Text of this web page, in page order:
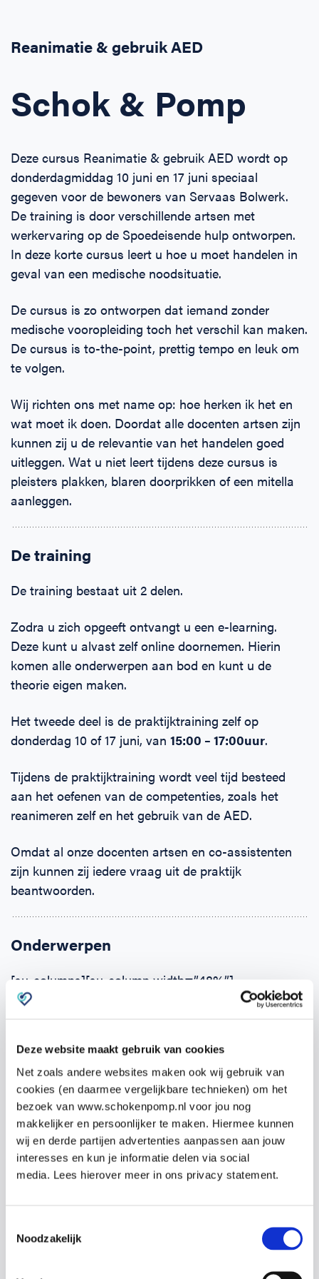
Deze website maakt gebruik van cookies
Net zoals andere websites maken ook wij gebruik van
cookies (en daarmee vergelijkbare technieken) om het
bezoek van www.schokenpomp.nl voor jou nog
makkelijker en persoonlijker te maken. Hiermee kunnen
wij en derde partijen advertenties aanpassen aan jouw
interesses en kun je informatie delen via social
media. Lees hierover meer in ons privacy statement.
Noodzakelijk
BHV voor de Horeca
BHV voor Primair Onderwijs
EHBO voor de Kraamzorg
EHBO voor Sportclubs
Levensreddend handelen voor iedereen
Klantenservice veelgestelde vragen
Zakelijk veelgestelde vragen
Direct boeken
Inloggen
Incompany offerte
Reanimatie & gebruik AED
Schok & Pomp
Deze cursus Reanimatie & gebruik AED wordt op
donderdagmiddag 10 juni en 17 juni speciaal
gegeven voor de bewoners van Servaas Bolwerk.
De training is door verschillende artsen met
werkervaring op de Spoedeisende hulp ontworpen.
In deze korte cursus leert u hoe u moet handelen in
geval van een medische noodsituatie.
De cursus is zo ontworpen dat iemand zonder
medische vooropleiding toch het verschil kan maken.
De cursus is to-the-point, prettig tempo en leuk om
te volgen.
Wij richten ons met name op: hoe herken ik het en
wat moet ik doen. Doordat alle docenten artsen zijn
kunnen zij u de relevantie van het handelen goed
uitleggen. Wat u niet leert tijdens deze cursus is
pleisters plakken, blaren doorprikken of een mitella
aanleggen.
De training
De training bestaat uit 2 delen.
Zodra u zich opgeeft ontvangt u een e-learning.
Deze kunt u alvast zelf online doornemen. Hierin
komen alle onderwerpen aan bod en kunt u de
theorie eigen maken.
Het tweede deel is de praktijktraining zelf op
donderdag 10 of 17 juni, van 15:00 – 17:00uur.
Tijdens de praktijktraining wordt veel tijd besteed
aan het oefenen van de competenties, zoals het
reanimeren zelf en het gebruik van de AED.
Omdat al onze docenten artsen en co-assistenten
zijn kunnen zij iedere vraag uit de praktijk
beantwoorden.
Onderwerpen
[su-columns][su-column width=”48%”]
[/su-column][su-column width=”48%”]
Stabiele zijligging
Reanimatie
Omgang met de AED
[/su-column][/su-columns]